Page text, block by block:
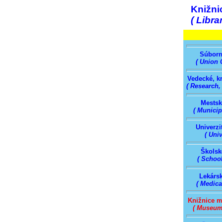
(
( Union
Vedecké,
(
(
(
(
(
Knižnice
(